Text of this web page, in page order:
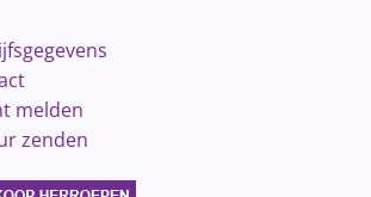
melden
zenden